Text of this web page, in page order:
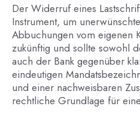
Der Widerruf eines
Instrument, um
Abbuchungen vom eigenen
zukünftig und sollte sowohl
auch der Bank gegenüber
eindeutigen
und einer nachweisbaren
rechtliche Grundlage für